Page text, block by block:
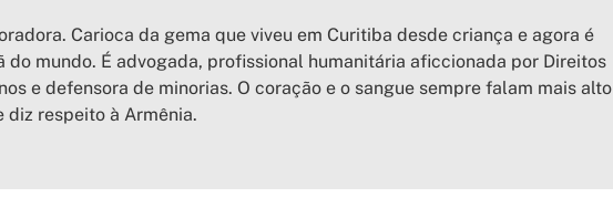
Carioca da gema que viveu em Curitiba desde criança e agora é
do mundo. É advogada, profissional humanitária aficcionada por Direitos
e defensora de minorias. O coração e o sangue sempre falam mais alto
diz respeito à Armênia.